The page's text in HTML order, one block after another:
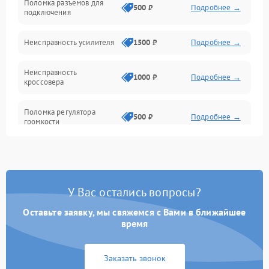
Поломка разъемов для
подключения
500 ₽ Подробнее →
Неисправность усилителя 1500 ₽ Подробнее →
Неисправность
кроссовера
1000 ₽ Подробнее →
Поломка регулятора
громкости
500 ₽ Подробнее →
Поломка системы
отключения
1000 ₽
Неисправность системы
защиты от короткого
У Вас остались вопросы?
Оставьте заявку, мы свяжемся с Вами в ближайшее
время
Заказать звонок